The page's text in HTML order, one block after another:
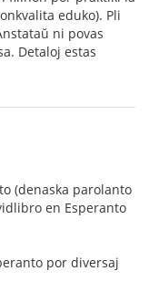
eduko). Pli
ni povas
Detaloj estas
(denaska parolanto
en Esperanto
por diversaj